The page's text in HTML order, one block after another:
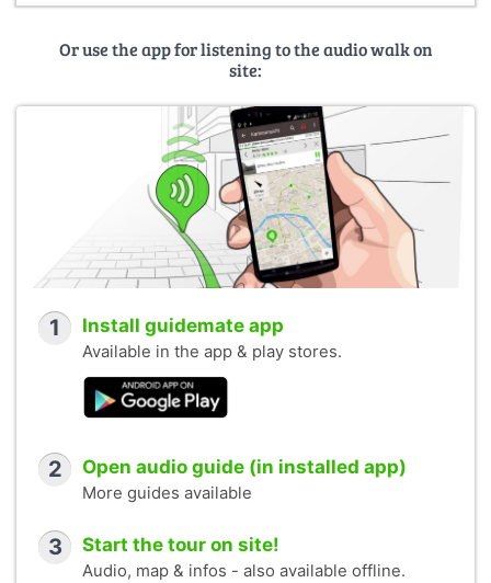
Or use the app for listening to the audio walk on
site:
1 Install guidemate app
Available in the app & play stores.
2 Open audio guide (in installed app)
More guides available
3 Start the tour on site!
Audio, map & infos - also available offline.